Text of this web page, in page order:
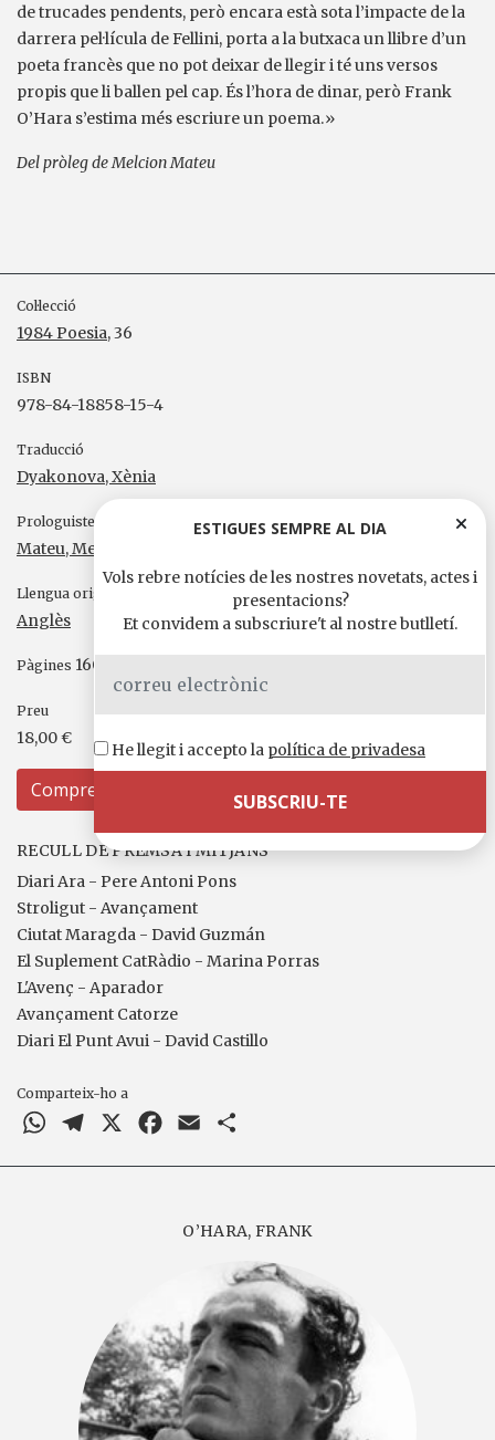
de trucades pendents, però encara està sota l’impacte de la
darrera pel·lícula de Fellini, porta a la butxaca un llibre d’un
poeta francès que no pot deixar de llegir i té uns versos
propis que li ballen pel cap. És l’hora de dinar, però Frank
O’Hara s’estima més escriure un poema.»
Del pròleg de Melcion Mateu
Col·lecció
1984 Poesia, 36
ISBN
978-84-18858-15-4
Traducció
Dyakonova, Xènia
Prologuistes
Mateu, Melcion
Llengua original
Anglès
Pàgines 160
Preu
18,00 €
Compreu
RECULL DE PREMSA I MITJANS
Diari Ara - Pere Antoni Pons
Stroligut - Avançament
Ciutat Maragda - David Guzmán
El Suplement CatRàdio - Marina Porras
L'Avenç - Aparador
Avançament Catorze
Diari El Punt Avui - David Castillo
Comparteix-ho a
WhatsAppTelegram Facebook
Email
O’HARA, FRANK
ESTIGUES SEMPRE AL DIA
Vols rebre notícies de les nostres novetats, actes i
presentacions?
Et convidem a subscriure't al nostre butlletí.
He llegit i accepto la política de privadesa